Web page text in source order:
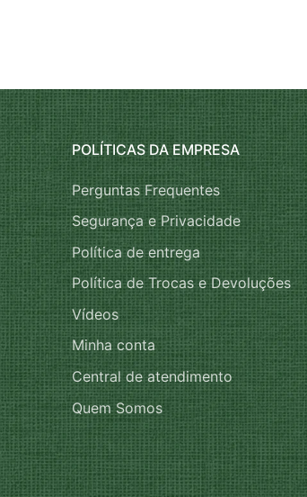
POLÍTICAS DA EMPRESA
Perguntas Frequentes
Segurança e Privacidade
Política de entrega
Política de Trocas e Devoluções
Vídeos
Minha conta
Central de atendimento
Quem Somos